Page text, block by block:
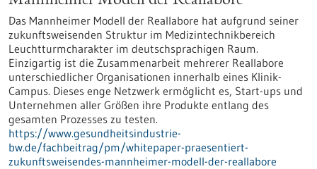
Das Mannheimer Modell der Reallabore hat aufgrund seiner
zukunftsweisenden Struktur im Medizintechnikbereich
Leuchtturmcharakter im deutschsprachigen Raum.
Einzigartig ist die Zusammenarbeit mehrerer Reallabore
unterschiedlicher Organisationen innerhalb eines Klinik-
Campus. Dieses enge Netzwerk ermöglicht es, Start-ups und
Unternehmen aller Größen ihre Produkte entlang des
gesamten Prozesses zu testen.
https://www.gesundheitsindustrie-
bw.de/fachbeitrag/pm/whitepaper-praesentiert-
zukunftsweisendes-mannheimer-modell-der-reallabore